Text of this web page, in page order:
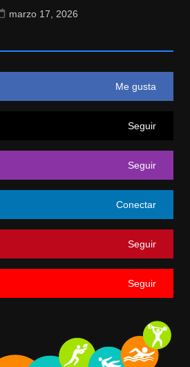
marzo 17, 2026
Me gusta
Seguir
Seguir
Conectar
Seguir
Seguir